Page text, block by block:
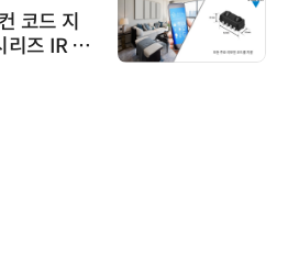
코드 지
즈 IR 수